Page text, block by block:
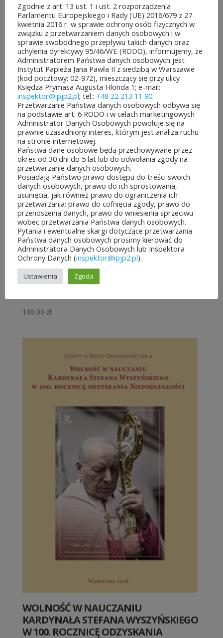
NAUCZANIE O MAŁŻEŃSTWIE
I RODZINIE: ANTOLOGIA TEKSTÓW
1925-1981. WYBÓR TEKSTÓW + INDEKSY
100,00 zł
WOLNOŚĆ W NAUCZANIU
KARDYNAŁA STEFANA WYSZYŃSKIEGO
W 100. ROCZNICĘ ODZYSKANIA
Zgodnie z art. 13 ust. 1 i ust. 2 rozporządzenia
Parlamentu Europejskiego i Rady (UE) 2016/679 z 27
kwietnia 2016 r. w sprawie ochrony osób fizycznych w
związku z przetwarzaniem danych osobowych i w
sprawie swobodnego przepływu takich danych oraz
uchylenia dyrektywy 95/46/WE (RODO), informujemy, że
Administratorem Państwa danych osobowych jest
Instytut Papieża Jana Pawła II z siedzibą w Warszawie
(kod pocztowy: 02-972), mieszczący się przy ulicy
Księdza Prymasa Augusta Hlonda 1; e-mail:
inspektor@ipjp2.pl; tel.: +48 22 213 11 90.
Przetwarzanie Państwa danych osobowych odbywa się
na podstawie art. 6 RODO i w celach marketingowych
Administrator Danych Osobowych powołuje się na
prawnie uzasadniony interes, którym jest analiza ruchu
na stronie internetowej.
Państwa dane osobowe będą przechowywane przez
okres od 30 dni do 5 lat lub do odwołania zgody na
przetwarzanie danych osobowych.
Posiadają Państwo prawo dostępu do treści swoich
danych osobowych, prawo do ich sprostowania,
usunięcia, jak również prawo do ograniczenia ich
przetwarzania; prawo do cofnięcia zgody, prawo do
przenoszenia danych, prawo do wniesienia sprzeciwu
wobec przetwarzania Państwa danych osobowych.
Pytania i ewentualne skargi dotyczące przetwarzania
Państwa danych osobowych prosimy kierować do
Administratora Danych Osobowych lub Inspektora
Ochrony Danych (inspektor@ipjp2.pl).
Ustawienia Zgoda